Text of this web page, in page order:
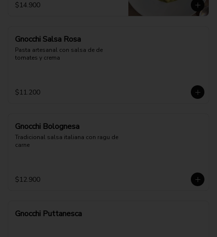
$14.900
Gnocchi Salsa Rosa
Pasta artesanal con salsa de de
tomates y crema
$11.200
Gnocchi Bolognesa
Tradicional salsa italiana con ragu de
carne
$12.900
Gnocchi Puttanesca